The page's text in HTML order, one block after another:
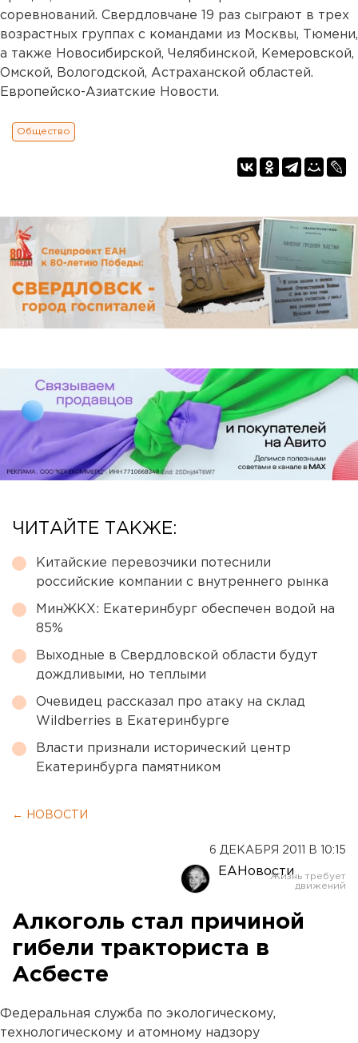
соревнований. Свердловчане 19 раз сыграют в трех
возрастных группах с командами из Москвы, Тюмени,
а также Новосибирской, Челябинской, Кемеровской,
Омской, Вологодской, Астраханской областей.
Европейско-Азиатские Новости.
Общество
ЧИТАЙТЕ ТАКЖЕ:
Китайские перевозчики потеснили
российские компании с внутреннего рынка
МинЖКХ: Екатеринбург обеспечен водой на
85%
Выходные в Свердловской области будут
дождливыми, но теплыми
Очевидец рассказал про атаку на склад
Wildberries в Екатеринбурге
Власти признали исторический центр
Екатеринбурга памятником
← НОВОСТИ
6 ДЕКАБРЯ 2011 В 10:15
ЕАНовости
Алкоголь стал причиной
гибели тракториста в
Асбесте
Федеральная служба по экологическому,
технологическому и атомному надзору